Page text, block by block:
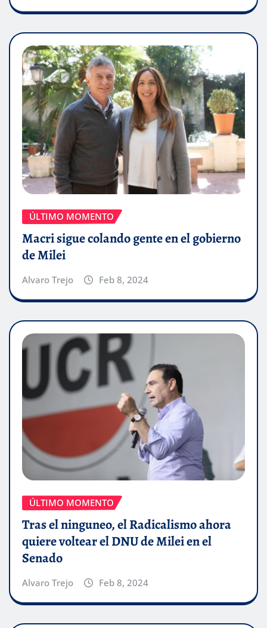
ÚLTIMO MOMENTO
Macri sigue colando gente en el gobierno
de Milei
Alvaro Trejo Feb 8, 2024
ÚLTIMO MOMENTO
Tras el ninguneo, el Radicalismo ahora
quiere voltear el DNU de Milei en el
Senado
Alvaro Trejo Feb 8, 2024